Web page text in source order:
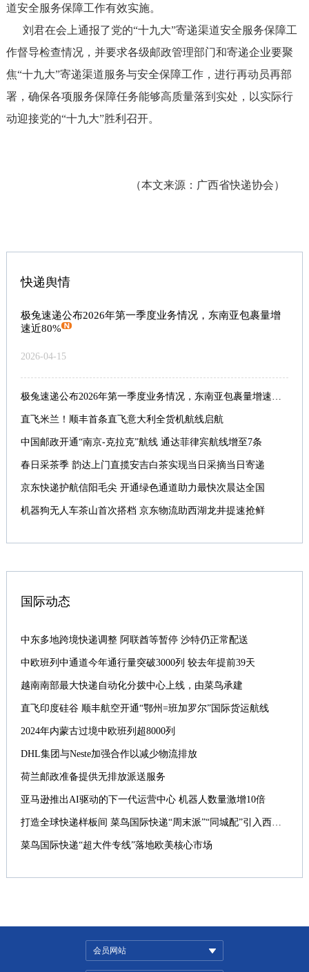
道安全服务保障工作有效实施。
刘君在会上通报了党的“十九大”寄递渠道安全服务保障工
作督导检查情况，并要求各级邮政管理部门和寄递企业要聚
焦“十九大”寄递渠道服务与安全保障工作，进行再动员再部
署，确保各项服务保障任务能够高质量落到实处，以实际行
动迎接党的“十九大”胜利召开。
（本文来源：广西省快递协会）
快递舆情
极兔速递公布2026年第一季度业务情况，东南亚包裹量增
速近80%
2026-04-15
极兔速递公布2026年第一季度业务情况，东南亚包裹量增速近80%
直飞米兰！顺丰首条直飞意大利全货机航线启航
中国邮政开通“南京-克拉克”航线 通达菲律宾航线增至7条
春日采茶季 韵达上门直揽安吉白茶实现当日采摘当日寄递
京东快递护航信阳毛尖 开通绿色通道助力最快次晨达全国
机器狗无人车茶山首次搭档 京东物流助西湖龙井提速抢鲜
国际动态
中东多地跨境快递调整 阿联酋等暂停 沙特仍正常配送
中欧班列中通道今年通行量突破3000列 较去年提前39天
越南南部最大快递自动化分拨中心上线，由菜鸟承建
直飞印度硅谷 顺丰航空开通“鄂州=班加罗尔”国际货运航线
2024年内蒙古过境中欧班列超8000列
DHL集团与Neste加强合作以减少物流排放
荷兰邮政准备提供无排放派送服务
亚马逊推出AI驱动的下一代运营中心 机器人数量激增10倍
打造全球快递样板间 菜鸟国际快递“周末派”“同城配”引入西班牙
菜鸟国际快递“超大件专线”落地欧美核心市场
会员网站